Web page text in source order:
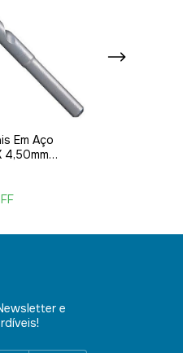
Em Aço
4,50mm
e